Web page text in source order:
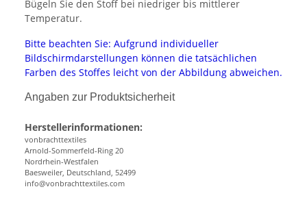
Bügeln Sie den Stoff bei niedriger bis mittlerer
Temperatur.
Bitte beachten Sie: Aufgrund individueller
Bildschirmdarstellungen können die tatsächlichen
Farben des Stoffes leicht von der Abbildung abweichen.
Angaben zur Produktsicherheit
Herstellerinformationen:
vonbrachttextiles
Arnold-Sommerfeld-Ring 20
Nordrhein-Westfalen
Baesweiler, Deutschland, 52499
info@vonbrachttextiles.com